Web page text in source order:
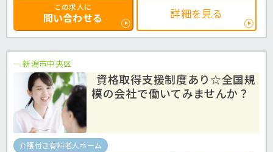
この求人に
問い合わせる 詳細を見る
新潟市中央区
資格取得支援制度あり☆全国規
模の会社で働いてみませんか？
介護付き有料老人ホーム